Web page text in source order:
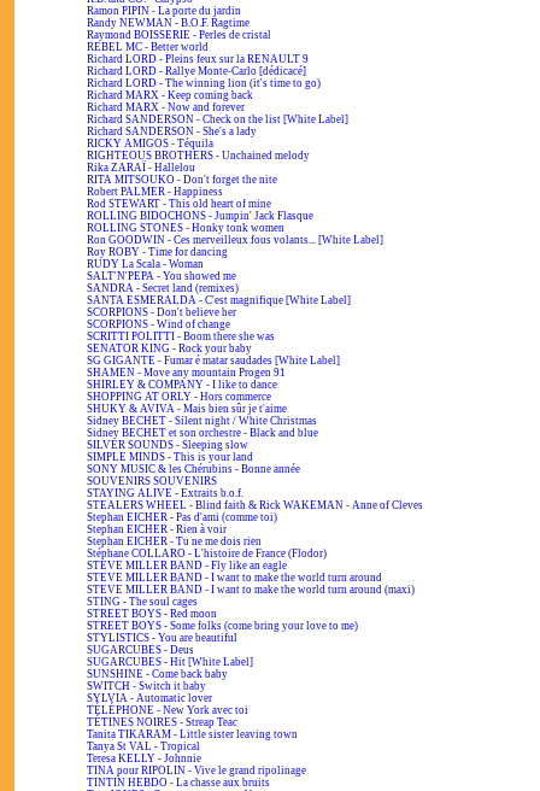
Ramon PIPIN - La porte du jardin
Randy NEWMAN - B.O.F. Ragtime
Raymond BOISSERIE - Perles de cristal
REBEL MC - Better world
Richard LORD - Pleins feux sur la RENAULT 9
Richard LORD - Rallye Monte-Carlo [dédicacé]
Richard LORD - The winning lion (it's time to go)
Richard MARX - Keep coming back
Richard MARX - Now and forever
Richard SANDERSON - Check on the list [White Label]
Richard SANDERSON - She's a lady
RICKY AMIGOS - Téquila
RIGHTEOUS BROTHERS - Unchained melody
Rika ZARAÏ - Hallelou
RITA MITSOUKO - Don't forget the nite
Robert PALMER - Happiness
Rod STEWART - This old heart of mine
ROLLING BIDOCHONS - Jumpin' Jack Flasque
ROLLING STONES - Honky tonk women
Ron GOODWIN - Ces merveilleux fous volants... [White Label]
Roy ROBY - Time for dancing
RUDY La Scala - Woman
SALT'N'PEPA - You showed me
SANDRA - Secret land (remixes)
SANTA ESMERALDA - C'est magnifique [White Label]
SCORPIONS - Don't believe her
SCORPIONS - Wind of change
SCRITTI POLITTI - Boom there she was
SENATOR KING - Rock your baby
SG GIGANTE - Fumar é matar saudades [White Label]
SHAMEN - Move any mountain Progen 91
SHIRLEY & COMPANY - I like to dance
SHOPPING AT ORLY - Hors commerce
SHUKY & AVIVA - Mais bien sûr je t'aime
Sidney BECHET - Silent night / White Christmas
Sidney BECHET et son orchestre - Black and blue
SILVER SOUNDS - Sleeping slow
SIMPLE MINDS - This is your land
SONY MUSIC & les Chérubins - Bonne année
SOUVENIRS SOUVENIRS
STAYING ALIVE - Extraits b.o.f.
STEALERS WHEEL - Blind faith & Rick WAKEMAN - Anne of Cleves
Stephan EICHER - Pas d'ami (comme toi)
Stephan EICHER - Rien à voir
Stephan EICHER - Tu ne me dois rien
Stéphane COLLARO - L'histoire de France (Flodor)
STEVE MILLER BAND - Fly like an eagle
STEVE MILLER BAND - I want to make the world turn around
STEVE MILLER BAND - I want to make the world turn around (maxi)
STING - The soul cages
STREET BOYS - Red moon
STREET BOYS - Some folks (come bring your love to me)
STYLISTICS - You are beautiful
SUGARCUBES - Deus
SUGARCUBES - Hit [White Label]
SUNSHINE - Come back baby
SWITCH - Switch it baby
SYLVIA - Automatic lover
TÉLÉPHONE - New York avec toi
TÉTINES NOIRES - Streap Teac
Tanita TIKARAM - Little sister leaving town
Tanya St VAL - Tropical
Teresa KELLY - Johnnie
TINA pour RIPOLIN - Vive le grand ripolinage
TINTIN HEBDO - La chasse aux bruits